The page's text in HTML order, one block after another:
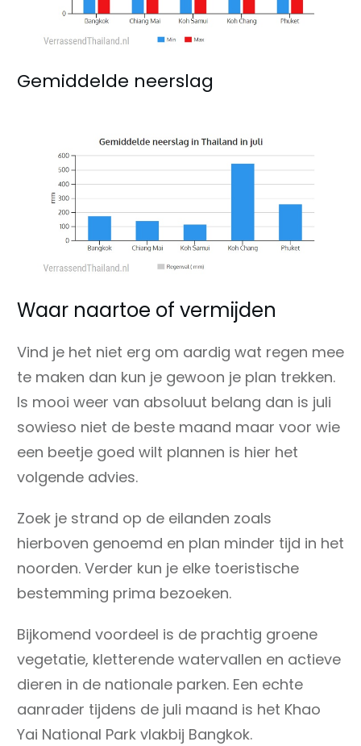
Gemiddelde neerslag
Waar naartoe of vermijden
Vind je het niet erg om aardig wat regen mee
te maken dan kun je gewoon je plan trekken.
Is mooi weer van absoluut belang dan is juli
sowieso niet de beste maand maar voor wie
een beetje goed wilt plannen is hier het
volgende advies.
Zoek je strand op de eilanden zoals
hierboven genoemd en plan minder tijd in het
noorden. Verder kun je elke toeristische
bestemming prima bezoeken.
Bijkomend voordeel is de prachtig groene
vegetatie, kletterende watervallen en actieve
dieren in de nationale parken. Een echte
aanrader tijdens de juli maand is het Khao
Yai National Park vlakbij Bangkok.